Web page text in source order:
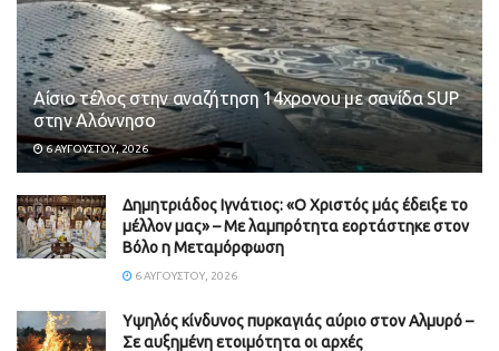
Αίσιο τέλος στην αναζήτηση 14χρονου με σανίδα SUP
στην Αλόννησο
6 ΑΥΓΟΎΣΤΟΥ, 2026
Δημητριάδος Ιγνάτιος: «Ο Χριστός μάς έδειξε το
μέλλον μας» – Με λαμπρότητα εορτάστηκε στον
Βόλο η Μεταμόρφωση
6 ΑΥΓΟΎΣΤΟΥ, 2026
Υψηλός κίνδυνος πυρκαγιάς αύριο στον Αλμυρό –
Σε αυξημένη ετοιμότητα οι αρχές